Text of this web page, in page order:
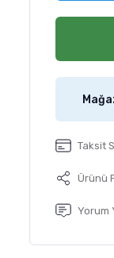
Taksit
Ürünü
Yorum